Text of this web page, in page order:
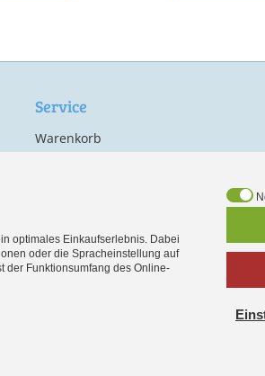
Service
Warenkorb
Konto
Cookie-Einstellungen bearbeiten
optimales Einkaufserlebnis. Dabei
oder die Spracheinstellung auf
der Funktionsumfang des Online-